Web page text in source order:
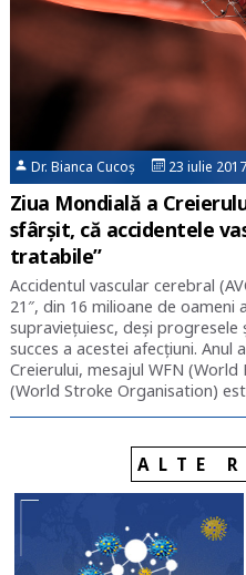
Dr. Bianca Cucoș 23 iulie
Ziua Mondială a
sfârșit, că accidentele
tratabile”
Accidentul vascular cerebral
21″, din 16 milioane de oameni
supraviețuiesc, deși
succes a acestei afecțiuni. Anul
Creierului, mesajul WFN
(World Stroke Organisation)
ALTE